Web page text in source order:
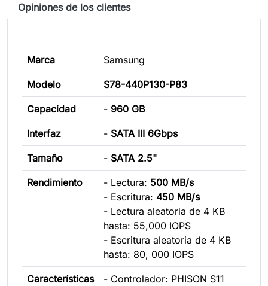
Opiniones de los clientes
Marca Samsung
Modelo S78-440P130-P83
Capacidad - 960 GB
Interfaz - SATA III 6Gbps
Tamaño - SATA 2.5"
Rendimiento - Lectura: 500 MB/s
- Escritura: 450 MB/s
- Lectura aleatoria de 4 KB
hasta: 55,000 IOPS
- Escritura aleatoria de 4 KB
hasta: 80, 000 IOPS
Características
- Controlador: PHISON S11